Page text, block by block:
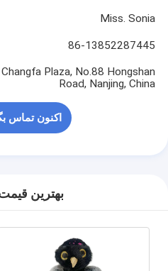
Miss. Sonia
86-13852287445
Plaza, No.88 Hongshan
Road, Nanjing, China
اکنون تماس
بهترين